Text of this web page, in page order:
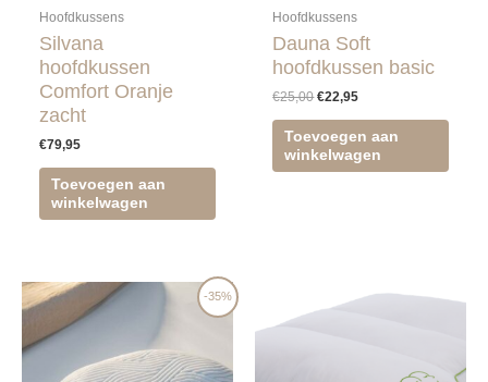
Hoofdkussens
Silvana
hoofdkussen
Comfort Oranje
zacht
€79,95
Toevoegen aan
winkelwagen
Hoofdkussens
Dauna Soft
hoofdkussen basic
€25,00 €22,95
Toevoegen aan
winkelwagen
-35%
Oorspronkelijke
prijs
Huidige
€123,00.